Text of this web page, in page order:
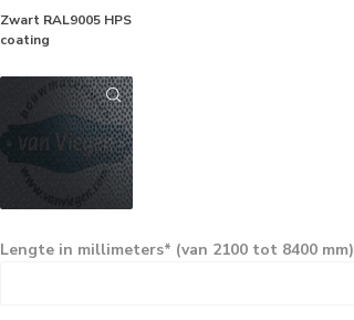
Zwart RAL9005 HPS
coating
Lengte in millimeters* (van 2100 tot 8400 mm)